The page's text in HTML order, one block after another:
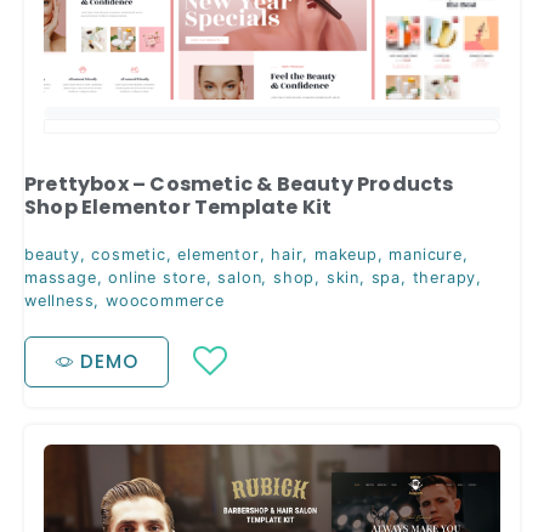
Prettybox – Cosmetic & Beauty Products
Shop Elementor Template Kit
beauty,cosmetic,elementor, hair, makeup , manicure,
massage,online store,salon,shop , skin, spa, therapy,
wellness,woocommerce
DEMO